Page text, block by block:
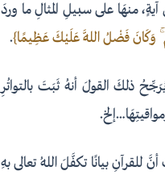
منهَا على سبيلِ المثالِ ما وردَ
وَكَانَ فَضْلُ اللَّهِ عَلَيْكَ عَظِيمًا}.
ذلكَ القولَ أنهُ ثَبَتَ بالتواتُرِ
للقرآنِ بيانًا تكفَّلَ اللهُ تعالى بهِ